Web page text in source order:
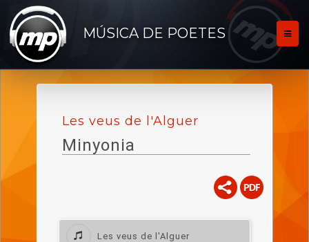
MÚSICA DE POETES
Les veus de l'Alguer
Minyonia
Les veus de l'Alguer